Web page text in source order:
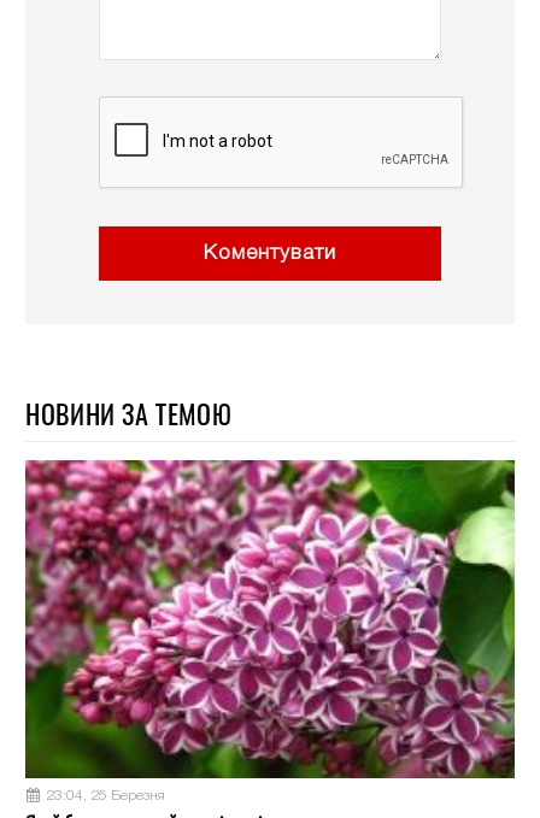
Коментувати
НОВИНИ ЗА ТЕМОЮ
23:04, 25 Березня